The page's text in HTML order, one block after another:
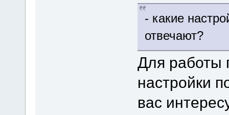
- какие
отвечают?
Для работы
настройки
вас